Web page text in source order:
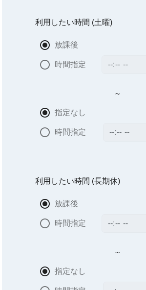
利用したい時間 (土曜)
放課後
時間指定
~
指定なし
時間指定
利用したい時間 (長期休)
放課後
時間指定
~
指定なし